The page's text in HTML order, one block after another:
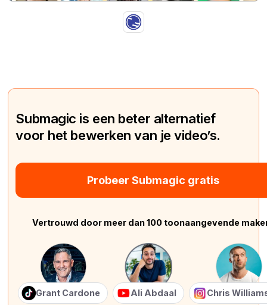
Submagic is een beter alternatief
voor het bewerken van je video’s.
Probeer Submagic gratis
Vertrouwd door meer dan 100 toonaangevende
Grant Cardone Ali Abdaal Chris